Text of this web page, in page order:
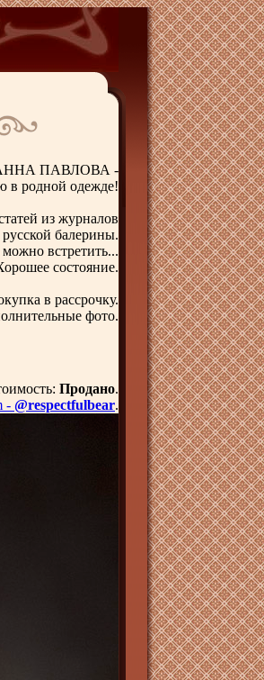
АННА ПАВЛОВА -
в родной одежде!
из журналов
балерины.
встретить...
состояние.
в рассрочку.
фото.
Продано.
- @respectfulbear.